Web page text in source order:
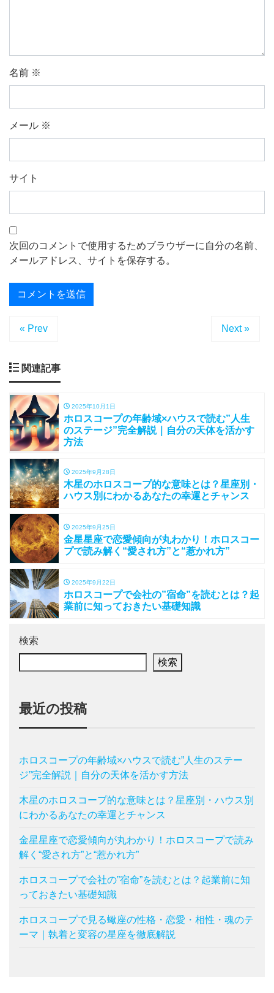
名前 ※
メール ※
サイト
次回のコメントで使用するためブラウザーに自分の名前、
メールアドレス、サイトを保存する。
« Prev Next »
関連記事
2025年10月1日
ホロスコープの年齢域×ハウスで読む”人生
のステージ”完全解説｜自分の天体を活かす
方法
2025年9月28日
木星のホロスコープ的な意味とは？星座別・
ハウス別にわかるあなたの幸運とチャンス
2025年9月25日
金星星座で恋愛傾向が丸わかり！ホロスコー
プで読み解く“愛され方”と“惹かれ方”
2025年9月22日
ホロスコープで会社の”宿命”を読むとは？起
業前に知っておきたい基礎知識
検索
検索
最近の投稿
ホロスコープの年齢域×ハウスで読む”人生のステー
ジ”完全解説｜自分の天体を活かす方法
木星のホロスコープ的な意味とは？星座別・ハウス別
にわかるあなたの幸運とチャンス
金星星座で恋愛傾向が丸わかり！ホロスコープで読み
解く“愛され方”と“惹かれ方”
ホロスコープで会社の”宿命”を読むとは？起業前に知
っておきたい基礎知識
ホロスコープで見る蠍座の性格・恋愛・相性・魂のテ
ーマ｜執着と変容の星座を徹底解説